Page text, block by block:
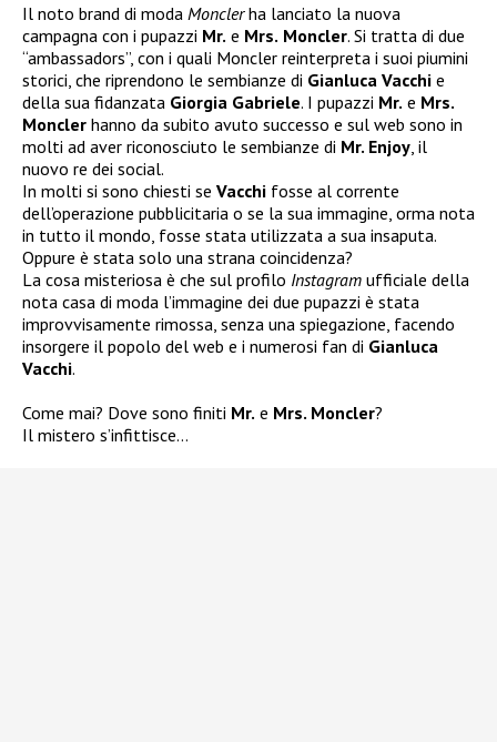
Il noto brand di moda Monclerha lanciato la nuova
campagna con i pupazzi Mr. e Mrs. Moncler. Si tratta di due
“ambassadors”, con i quali Moncler reinterpreta i suoi piumini
storici, che riprendono le sembianze di Gianluca Vacchi e
della sua fidanzata Giorgia Gabriele. I pupazzi Mr. e Mrs.
Moncler hanno da subito avuto successo e sul web sono in
molti ad aver riconosciuto le sembianze di Mr. Enjoy , il
nuovo re dei social.
In molti si sono chiesti se Vacchi fosse al corrente
dell’operazione pubblicitaria o se la sua immagine, orma nota
in tutto il mondo, fosse stata utilizzata a sua insaputa.
Oppure è stata solo una strana coincidenza?
La cosa misteriosa è che sul profilo Instagram ufficiale della
nota casa di moda l’immagine dei due pupazzi è stata
improvvisamente rimossa, senza una spiegazione, facendo
insorgere il popolo del web e i numerosi fan di Gianluca
Vacchi.
Come mai? Dove sono finiti Mr. e Mrs. Moncler?
Il mistero s’infittisce…